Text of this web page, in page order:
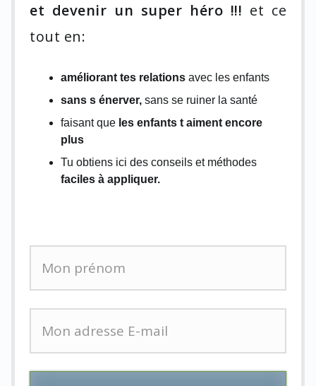
et devenir un super héro !!! et ce
tout en:
améliorant tes relations avec les enfants
sans s énerver, sans se ruiner la santé
faisant que les enfants t aiment encore
plus
Tu obtiens ici des conseils et méthodes
faciles à appliquer.